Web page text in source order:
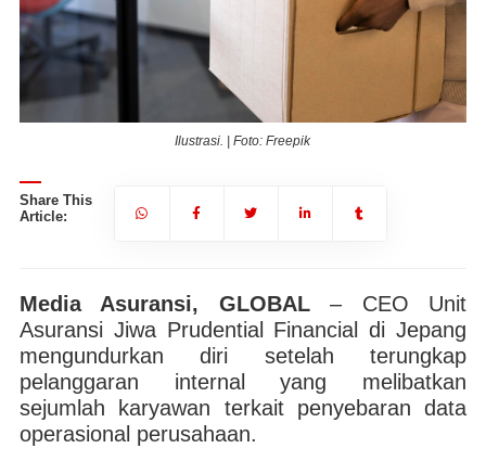
Ilustrasi. | Foto: Freepik
Share This
Article:
Media Asuransi, GLOBAL– CEO Unit
Asuransi Jiwa Prudential Financial di Jepang
mengundurkan diri setelah terungkap
pelanggaran internal yang melibatkan
sejumlah karyawan terkait penyebaran data
operasional perusahaan.